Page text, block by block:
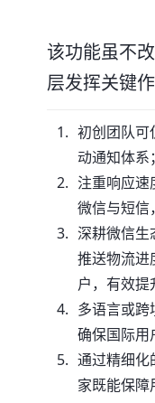
该功能虽不
层发挥关键
初创团队可
动通知体系；
注重响应速
微信与短信
深耕微信生
推送物流进
户，有效提
多语言或跨
确保国际用
通过精细化
家既能保